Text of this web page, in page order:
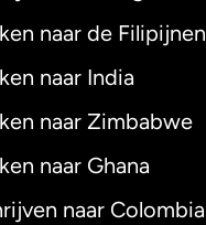
naar de Filipijnen
naar India
naar Zimbabwe
naar Ghana
naar Colombia